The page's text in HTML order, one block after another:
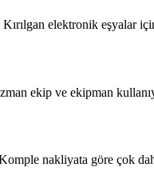
elektronik eşyalar
ekip ve ekipman
Komple nakliyata göre çok